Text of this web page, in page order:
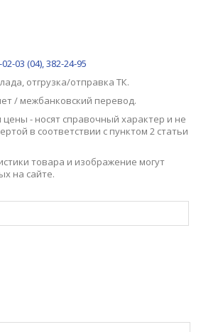
03 (04), 382-24-95
, отгрузка/отправка ТК.
/ межбанковский перевод.
- носят справочный характер и не
в соответствии с пунктом 2 статьи
товара и изображение могут
на сайте.